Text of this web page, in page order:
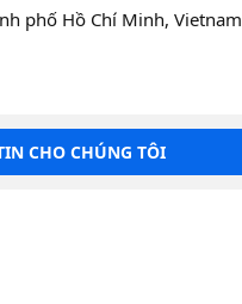
phố Hồ Chí Minh, Vietnam
CHO CHÚNG TÔI